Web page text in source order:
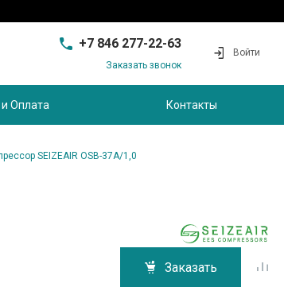
+7 846 277-22-63
+7 846 277-22-63
Совхозный, д.28, этаж 3
Заказать звонок
Войти
и Оплата Контакты
SEIZEAIR OSB-37A/1,0
Заказать